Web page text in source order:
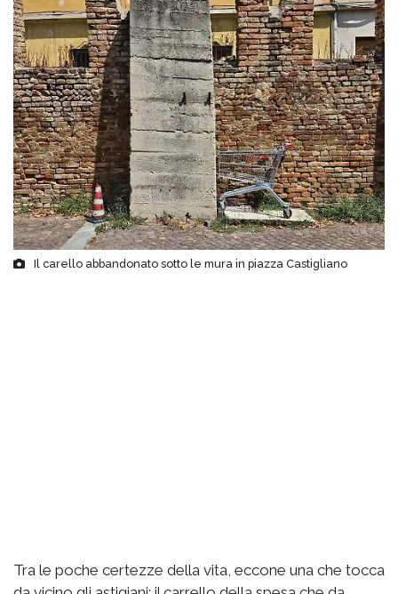
Il carello abbandonato sotto le mura in piazza Castigliano
Tra le poche certezze della vita, eccone una che tocca